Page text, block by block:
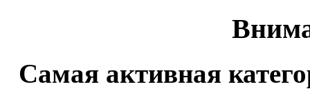
Самая активная